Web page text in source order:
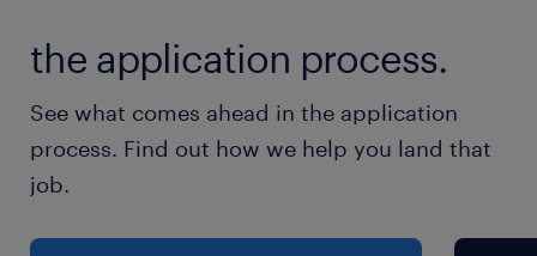
the application process.
See what comes ahead in the application
process. Find out how we help you land that
job.